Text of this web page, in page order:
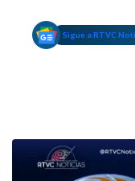
Sigue a RTVC